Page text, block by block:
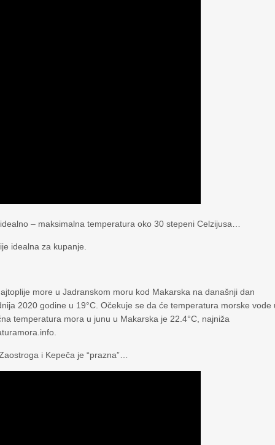
– maksimalna temperatura oko 30 stepeni Celzijusa…
idealna za kupanje.
more u Jadranskom moru kod Makarska na današnji dan
2020 godine u 19°C. Očekuje se da će temperatura morske vode
temperatura mora u junu u Makarska je 22.4°C, najniža
i Kepeča je “prazna”…